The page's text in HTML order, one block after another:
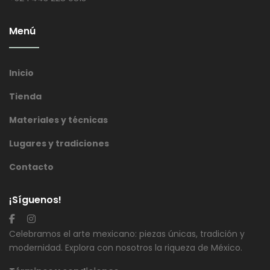
Menú
Inicio
Tienda
Materiales y técnicas
Lugares y tradiciones
Contacto
¡Síguenos!
Celebramos el arte mexicano: piezas únicas, tradición y
modernidad. Explora con nosotros la riqueza de México.